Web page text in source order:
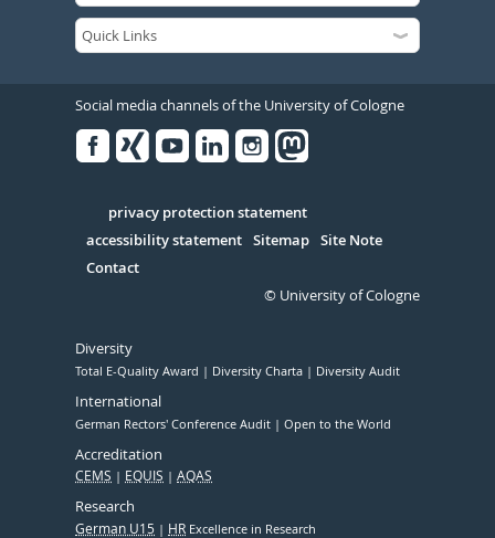
Social media channels of the University of Cologne
Serivce
privacy protection statement
accessibility statement Sitemap Site Note
Contact
© University of Cologne
Diversity
Total E-Quality Award Diversity Charta Diversity Audit
International
German Rectors' Conference Audit Open to the World
Accreditation
CEMS EQUIS AQAS
Research
German U15 HR Excellence in Research